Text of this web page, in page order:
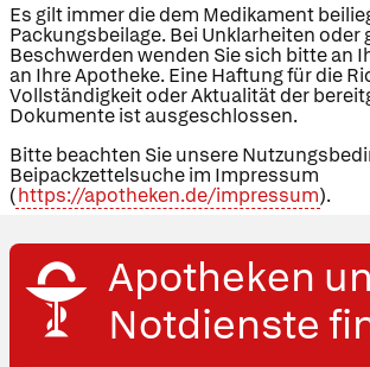
Es gilt immer die dem Medikament
Packungsbeilage. Bei Unklarheiten
Beschwerden wenden Sie sich bitte an
an Ihre Apotheke. Eine Haftung für die
Vollständigkeit oder Aktualität der
Dokumente ist ausgeschlossen.
Bitte beachten Sie unsere
Beipackzettelsuche im Impressum
(https://apotheken.de/impressum).
Apotheken
Notdienste